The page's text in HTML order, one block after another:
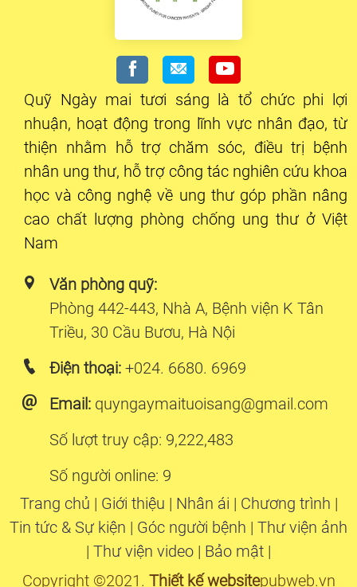
Quỹ Ngày mai tươi sáng là tổ chức phi lợi
nhuận, hoạt động trong lĩnh vực nhân đạo, từ
thiện nhằm hỗ trợ chăm sóc, điều trị bệnh
nhân ung thư, hỗ trợ công tác nghiên cứu khoa
học và công nghệ về ung thư góp phần nâng
cao chất lượng phòng chống ung thư ở Việt
Nam
Văn phòng quỹ:
Phòng 442-443, Nhà A, Bệnh viện K Tân
Triều, 30 Cầu Bươu, Hà Nội
Điện thoại: +024. 6680. 6969
Email: quyngaymaituoisang@gmail.com
Số lượt truy cập: 9,222,483
Số người online: 9
Trang chủ | Giới thiệu | Nhân ái | Chương trình |
Tin tức & Sự kiện | Góc người bệnh | Thư viện ảnh
| Thư viện video | Bảo mật |
Copyright ©2021. Thiết kế websitepubweb.vn